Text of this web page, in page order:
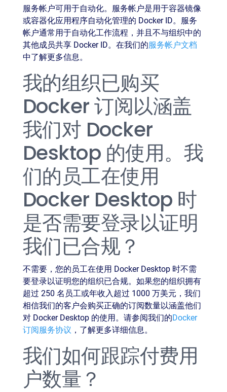
服务帐户可用于自动化。服务帐户是用于容器镜像
或容器化应用程序自动化管理的 Docker ID。服务
帐户通常用于自动化工作流程，并且不与组织中的
其他成员共享 Docker ID。在我们的服务帐户文档
中了解更多信息。
我的组织已购买
Docker 订阅以涵盖
我们对 Docker
Desktop 的使用。我
们的员工在使用
Docker Desktop 时
是否需要登录以证明
我们已合规？
不需要，您的员工在使用 Docker Desktop 时不需
要登录以证明您的组织已合规。如果您的组织拥有
超过 250 名员工或年收入超过 1000 万美元，我们
相信我们的客户会购买正确的订阅数量以涵盖他们
对 Docker Desktop 的使用。请参阅我们的Docker
订阅服务协议 ，了解更多详细信息。
我们如何跟踪付费用
户数量？